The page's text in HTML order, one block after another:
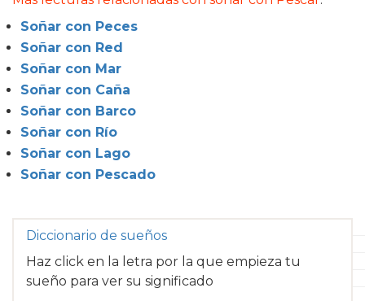
Soñar con Peces
Soñar con Red
Soñar con Mar
Soñar con Caña
Soñar con Barco
Soñar con Río
Soñar con Lago
Soñar con Pescado
Diccionario de sueños
Haz click en la letra por la que empieza tu
sueño para ver su significado